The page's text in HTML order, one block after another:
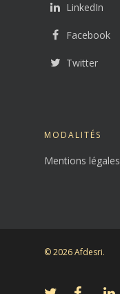
LinkedIn
Facebook
Twitter
MODALITÉS
Mentions légales
© 2026 Afdesri.